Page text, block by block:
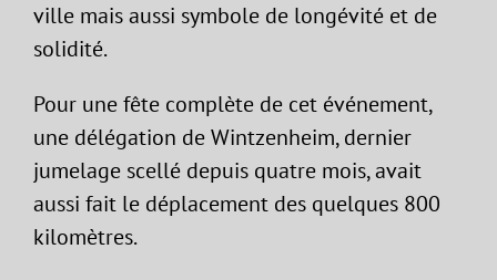
ville mais aussi symbole de longévité et de
solidité.
Pour une fête complète de cet événement,
une délégation de Wintzenheim, dernier
jumelage scellé depuis quatre mois, avait
aussi fait le déplacement des quelques 800
kilomètres.